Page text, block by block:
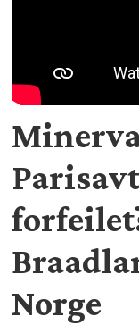
Norge